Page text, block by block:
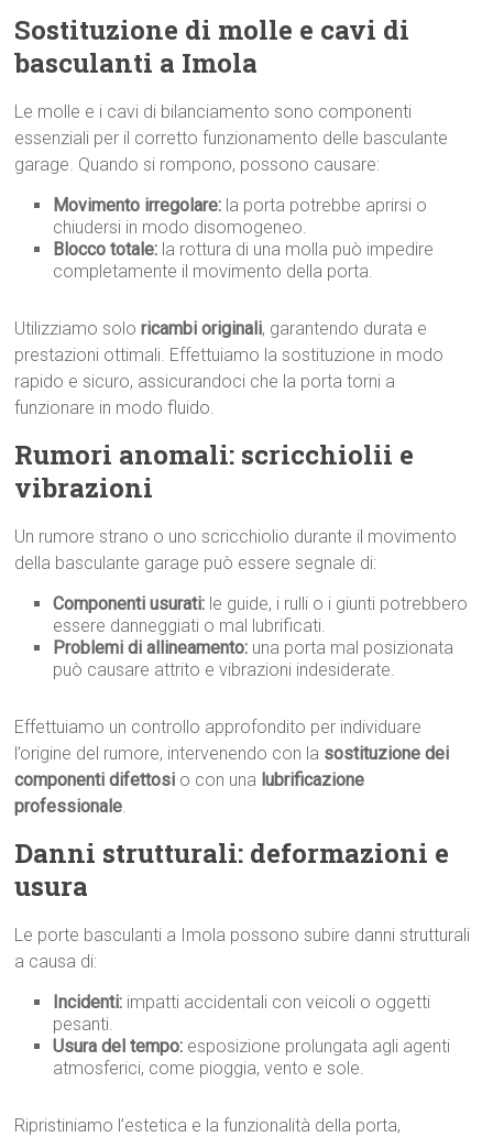
Sostituzione di molle e cavi di
basculanti a Imola
Le molle e i cavi di bilanciamento sono componenti
essenziali per il corretto funzionamento delle basculante
garage. Quando si rompono, possono causare:
Movimento irregolare: la porta potrebbe aprirsi o
chiudersi in modo disomogeneo.
Blocco totale: la rottura di una molla può impedire
completamente il movimento della porta.
Utilizziamo soloricambi originali, garantendo durata e
prestazioni ottimali. Effettuiamo la sostituzione in modo
rapido e sicuro, assicurandoci che la porta torni a
funzionare in modo fluido.
Rumori anomali: scricchiolii e
vibrazioni
Un rumore strano o uno scricchiolio durante il movimento
della basculante garage può essere segnale di:
Componenti usurati: le guide, i rulli o i giunti potrebbero
essere danneggiati o mal lubrificati.
Problemi di allineamento: una porta mal posizionata
può causare attrito e vibrazioni indesiderate.
Effettuiamo un controllo approfondito per individuare
l’origine del rumore, intervenendo con la sostituzione dei
componenti difettosi o con una lubrificazione
professionale.
Danni strutturali: deformazioni e
usura
Le porte basculanti a Imola possono subire danni strutturali
a causa di:
Incidenti: impatti accidentali con veicoli o oggetti
pesanti.
Usura del tempo: esposizione prolungata agli agenti
atmosferici, come pioggia, vento e sole.
Ripristiniamo l’estetica e la funzionalità della porta,